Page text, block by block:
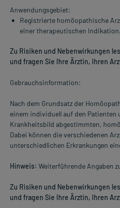
Anwendungsgebiet:
Registrierte homöopathische
einer therapeutischen Indikation.
Zu Risiken und Nebenwirkungen
und fragen Sie Ihre Ärztin, Ihren
Gebrauchsinformation:
Nach dem Grundsatz der
einem individuell auf den Patienten
Krankheitsbild abgestimmten,
Dabei können die verschiedenen
unterschiedlichen Erkrankungen
Hinweis: Weiterführende Angaben
Zu Risiken und Nebenwirkungen
und fragen Sie Ihre Ärztin, Ihren